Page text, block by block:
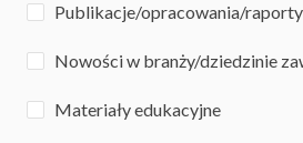
Publikacje/opracowania/raporty
Nowości w branży/dziedzinie
Materiały edukacyjne